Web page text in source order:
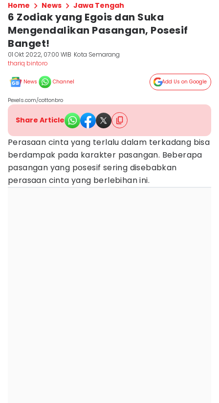
Home News Jawa Tengah
6 Zodiak yang Egois dan Suka
Mengendalikan Pasangan, Posesif
Banget!
01 Okt 2022, 07:00 WIB Kota Semarang
thariq bintoro
News Channel Add Us on Google
Pexels.com/cottonbro
Share Article
Perasaan cinta yang terlalu dalam terkadang bisa
berdampak pada karakter pasangan. Beberapa
pasangan yang posesif sering disebabkan
perasaan cinta yang berlebihan ini.